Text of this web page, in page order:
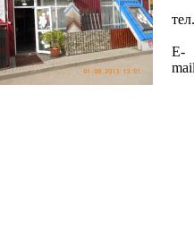
E-